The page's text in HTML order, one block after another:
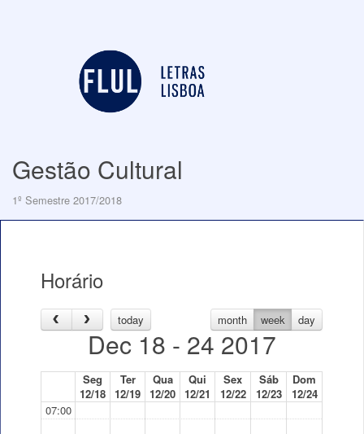
Gestão Cultural
1º Semestre 2017/2018
Horário
today month week day
Dec 18 - 24 2017
Seg
12/18
Ter
12/19
Qua
12/20
Qui
12/21
Sex
12/22
Sáb
12/23
Dom
12/24
07:00